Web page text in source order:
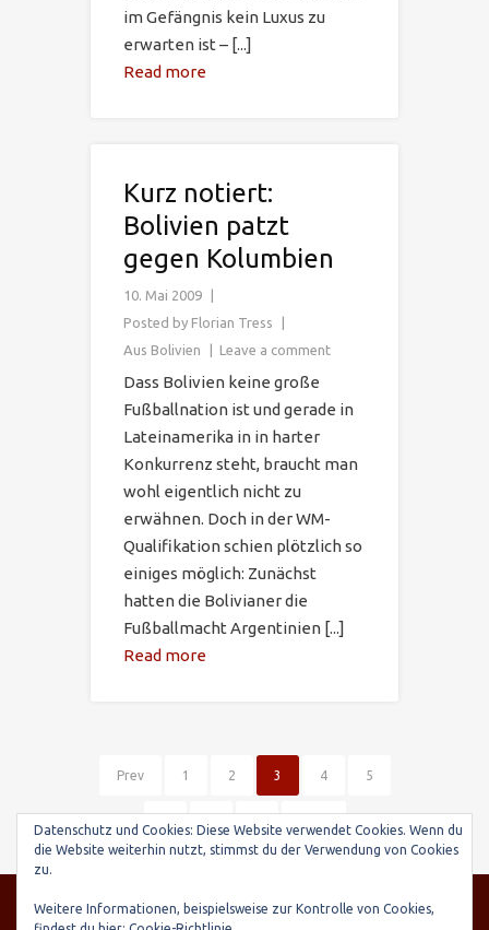
im Gefängnis kein Luxus zu
erwarten ist – [...]
Read more
Kurz notiert:
Bolivien patzt
gegen Kolumbien
10. Mai 2009
Posted by Florian Tress
Aus Bolivien
Leave a comment
Dass Bolivien keine große
Fußballnation ist und gerade in
Lateinamerika in in harter
Konkurrenz steht, braucht man
wohl eigentlich nicht zu
erwähnen. Doch in der WM-
Qualifikation schien plötzlich so
einiges möglich: Zunächst
hatten die Bolivianer die
Fußballmacht Argentinien [...]
Read more
Prev 1 2 3 4 5
6 7 8
© SARIRY Deutschland e.V., Seltenhornstr. 21,
84559 Kraiburg | Spendenkonto: Raiffeisenbank
Datenschutz und Cookies: Diese Website verwendet Cookies. Wenn du
die Website weiterhin nutzt, stimmst du der Verwendung von Cookies
zu.
Weitere Informationen, beispielsweise zur Kontrolle von Cookies,